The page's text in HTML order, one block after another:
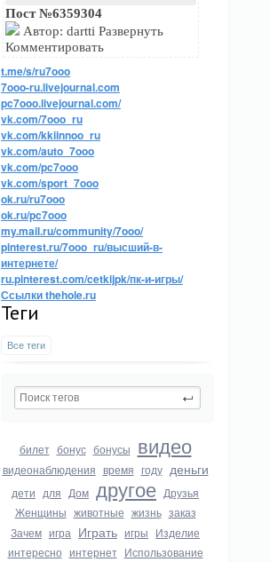
Пост №6359304
Автор: dartti Развернуть
Комментировать
t.me/s/ru7ooo
7ooo-ru.livejournal.com
pc7ooo.livejournal.com/
vk.com/7ooo_ru
vk.com/kkiinnoo_ru
vk.com/auto_7ooo
vk.com/pc7ooo
vk.com/sport_7ooo
ok.ru/ru7ooo
ok.ru/pc7ooo
my.mail.ru/community/7ooo/
pinterest.ru/7ooo_ru/высший-в-
интернете/
ru.pinterest.com/cetkijpk/пк-и-игры/
Ссылки thehole.ru
Теги
Все теги
билет бонус бонусы видео
видеонаблюдения время году деньги
дети для Дом другое Друзья
Женщины животные жизнь заказ
Зачем игра Играть игры Изделие
интересно интернет Использование